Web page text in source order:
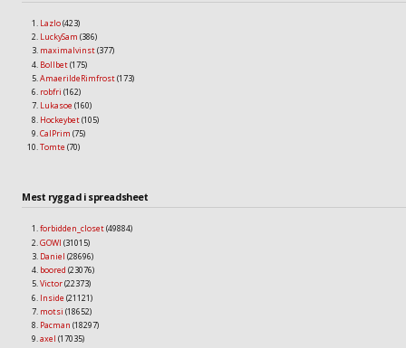
Lazlo(423)
LuckySam (386)
maximalvinst(377)
Bollbet(175)
AmaerildeRimfrost(173)
robfri (162)
Lukasoe (160)
Hockeybet(105)
CalPrim (75)
Tomte (70)
Mest ryggad i spreadsheet
forbidden_closet(49884)
GOWI (31015)
Daniel (28696)
boored (23076)
Victor(22373)
Inside (21121)
motsi (18652)
Pacman (18297)
axel (17035)